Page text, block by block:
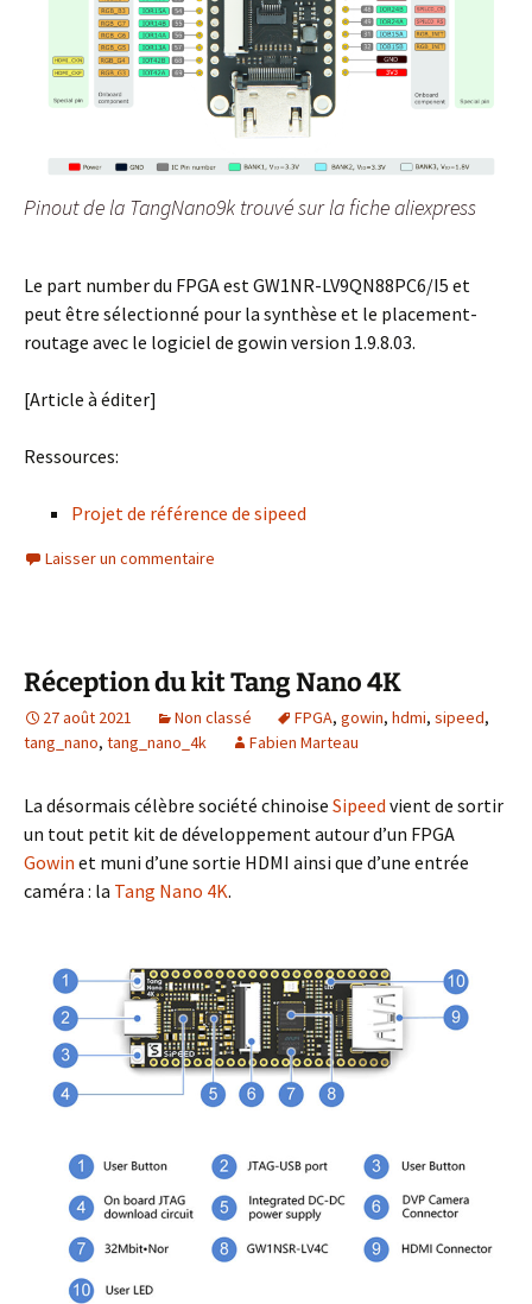
Pinout de la TangNano9k trouvé sur la fiche aliexpress
Le part number du FPGA est GW1NR-LV9QN88PC6/I5 et
peut être sélectionné pour la synthèse et le placement-
routage avec le logiciel de gowin version 1.9.8.03.
[Article à éditer]
Ressources:
Projet de référence de sipeed
Laisser un commentaire
Réception du kit Tang Nano 4K
27 août 2021 Non classé FPGA, gowin, hdmi, sipeed,
tang_nano, tang_nano_4k Fabien Marteau
La désormais célèbre société chinoise Sipeed vient de sortir
un tout petit kit de développement autour d’un FPGA
Gowin et muni d’une sortie HDMI ainsi que d’une entrée
caméra : la Tang Nano 4K.